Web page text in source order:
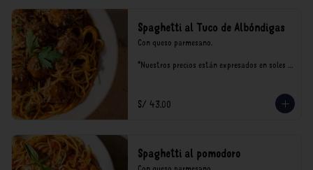
Spaghetti al Tuco de Albóndigas
Con queso parmesano.
*Nuestros precios están expresados en soles e
S/ 43.00
Spaghetti al pomodoro